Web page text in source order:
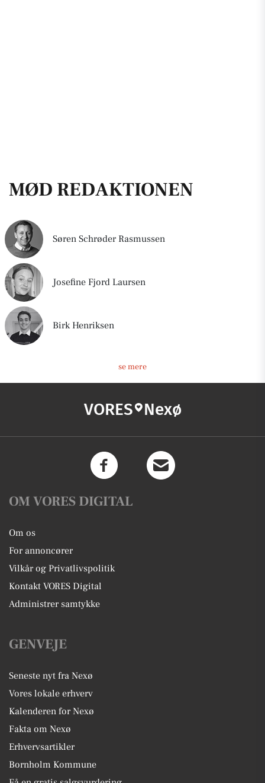
MØD REDAKTIONEN
Søren Schrøder Rasmussen
Josefine Fjord Laursen
Birk Henriksen
se mere
VORES Nexø
OM VORES DIGITAL
Om os
For annoncører
Vilkår og Privatlivspolitik
Kontakt VORES Digital
Administrer samtykke
GENVEJE
Seneste nyt fra Nexø
Vores lokale erhverv
Kalenderen for Nexø
Fakta om Nexø
Erhvervsartikler
Bornholm Kommune